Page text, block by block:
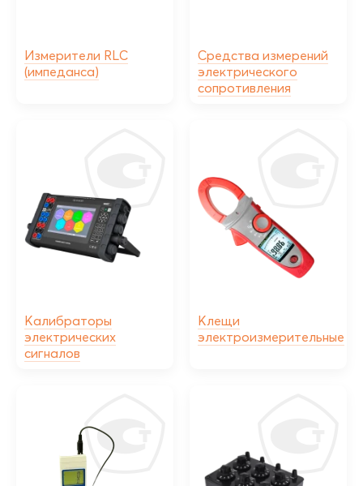
Измерители RLC
(импеданса)
Средства измерений
электрического
сопротивления
Калибраторы
электрических
сигналов
Клещи
электроизмерительные